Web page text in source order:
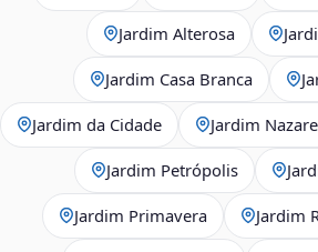
Jardim Alterosa
Jardim Casa Branca
Jardim da Cidade Jardim
Jardim Petrópolis
Jardim Primavera Jardim